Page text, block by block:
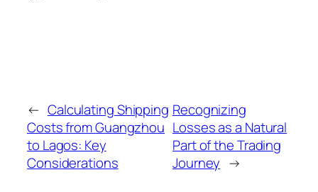
← Calculating Shipping
Costs from Guangzhou
to Lagos: Key
Considerations
Recognizing
Losses as a Natural
Part of the Trading
Journey →